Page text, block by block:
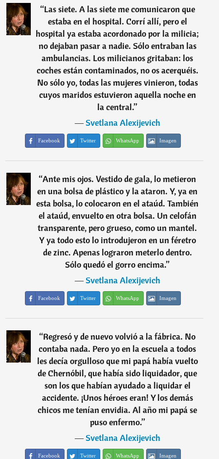
“Las siete. A las siete me comunicaron que
estaba en el hospital. Corrí allí, pero el
hospital ya estaba acordonado por la milicia;
no dejaban pasar a nadie. Sólo entraban las
ambulancias. Los milicianos gritaban: los
coches están contaminados, no os acerquéis.
No sólo yo, todas las mujeres vinieron, todas
cuyos maridos estuvieron aquella noche en
la central.”
―Svetlana Alexijevich
Facebook Twitter WhatsApp Imagen
“Ante mis ojos. Vestido de gala, lo metieron
en una bolsa de plástico y la ataron. Y, ya en
esta bolsa, lo colocaron en el ataúd. También
el ataúd, envuelto en otra bolsa. Un celofán
transparente, pero grueso, como un mantel.
Y ya todo esto lo introdujeron en un féretro
de zinc. Apenas lograron meterlo dentro.
Sólo quedó el gorro encima.”
―Svetlana Alexijevich
Facebook Twitter WhatsApp Imagen
“Regresó y de nuevo volvió a la fábrica. No
contaba nada. Pero yo en la escuela a todos
les decía orgulloso que mi papá había vuelto
de Chernóbil, que había sido liquidador, que
son los que habían ayudado a liquidar el
accidente. ¡Unos héroes eran! Y los demás
chicos me tenían envidia. Al año mi papá se
puso enfermo.”
―Svetlana Alexijevich
Facebook Twitter WhatsApp Imagen